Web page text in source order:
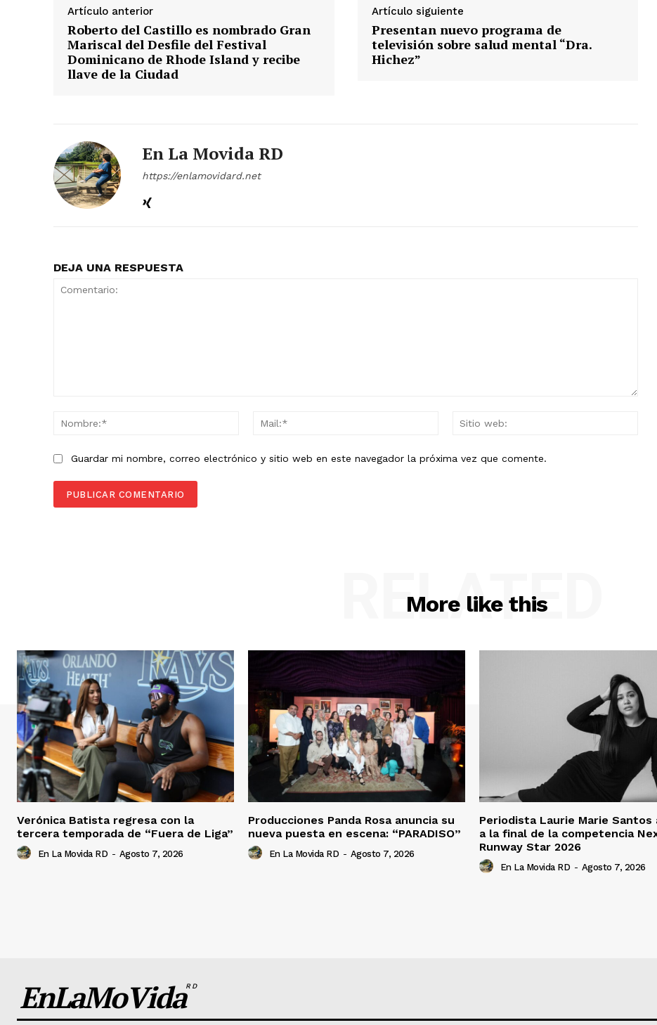
Artículo anterior
Roberto del Castillo es nombrado Gran
Mariscal del Desfile del Festival
Dominicano de Rhode Island y recibe
llave de la Ciudad
Artículo siguiente
Presentan nuevo programa de
televisión sobre salud mental “Dra.
Hichez”
En La Movida RD
https://enlamovidard.net
DEJA UNA RESPUESTA
Nombre:*
Mail:*
Guardar mi nombre, correo electrónico y sitio web en este navegador la próxima vez que comente.
More like this
RELATED
Verónica Batista regresa con la
tercera temporada de “Fuera de Liga”
En La Movida RD - Agosto 7, 2026
Producciones Panda Rosa anuncia su
nueva puesta en escena: “PARADISO”
En La Movida RD - Agosto 7, 2026
Periodista Laurie Marie Santos
a la final de la competencia
Runway Star 2026
En La Movida RD - Agosto 7, 2026
EnLaMoVidaRD